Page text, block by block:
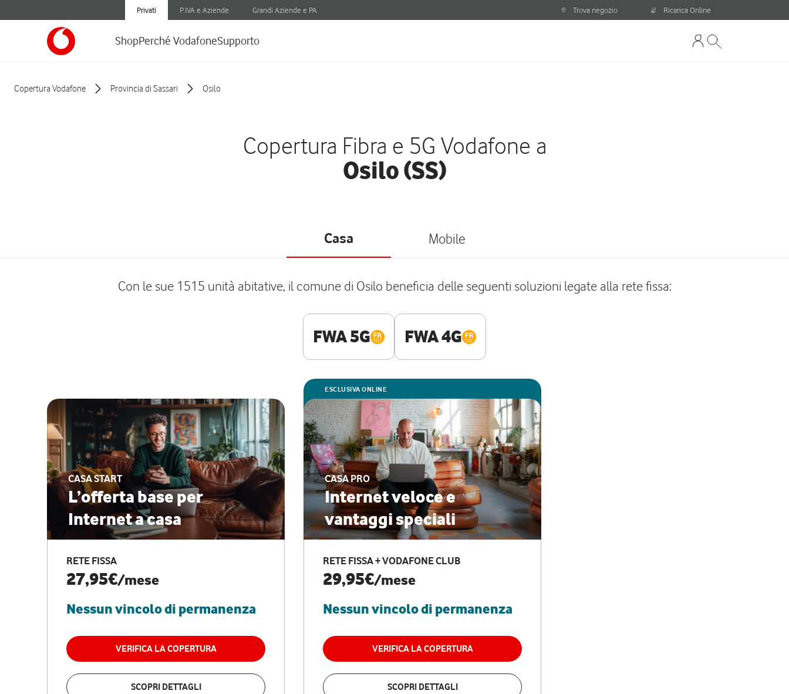
Privati P.IVA e Aziende Grandi Aziende e PA Trova negozio Ricarica Online
ShopPerché VodafoneSupporto
Copertura Vodafone Provincia di Sassari Osilo
Copertura Fibra e 5G Vodafone a
Osilo (SS)
Casa Mobile
Con le sue 1515 unità abitative, il comune di Osilo beneficia delle seguenti soluzioni legate alla rete fissa:
FWA 5G FWA 4G
CASA START
L’offerta base per
Internet a casa
RETE FISSA
27,95€/mese
Nessun vincolo di permanenza
VERIFICA LA COPERTURA
SCOPRI DETTAGLI
ESCLUSIVA ONLINE
CASA PRO
Internet veloce e
vantaggi speciali
RETE FISSA + VODAFONE CLUB
29,95€/mese
Nessun vincolo di permanenza
VERIFICA LA COPERTURA
SCOPRI DETTAGLI